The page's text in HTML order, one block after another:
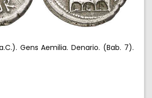
Gens Aemilia. Denario. (Bab. 7).